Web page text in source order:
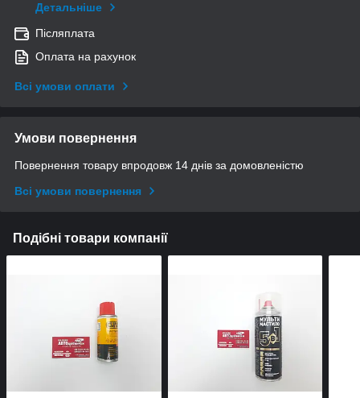
Детальніше
Післяплата
Оплата на рахунок
Всі умови оплати
Умови повернення
Повернення товару впродовж 14 днів за домовленістю
Всі умови повернення
Подібні товари компанії